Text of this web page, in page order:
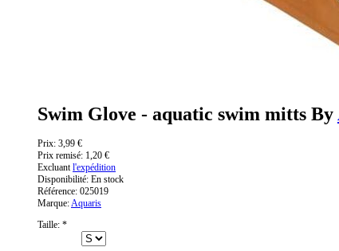
Swim Glove - aquatic swim mitts By
Prix: 3,99 €
Prix remisé: 1,20 €
Excluantl'expédition
Disponibilité: En stock
Référence: 025019
Marque:Aquaris
Taille: *